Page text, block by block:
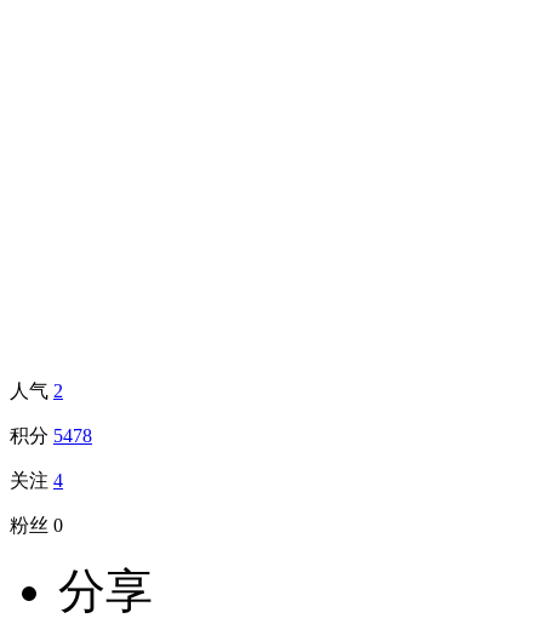
人气 2
积分 5478
关注 4
粉丝 0
分享